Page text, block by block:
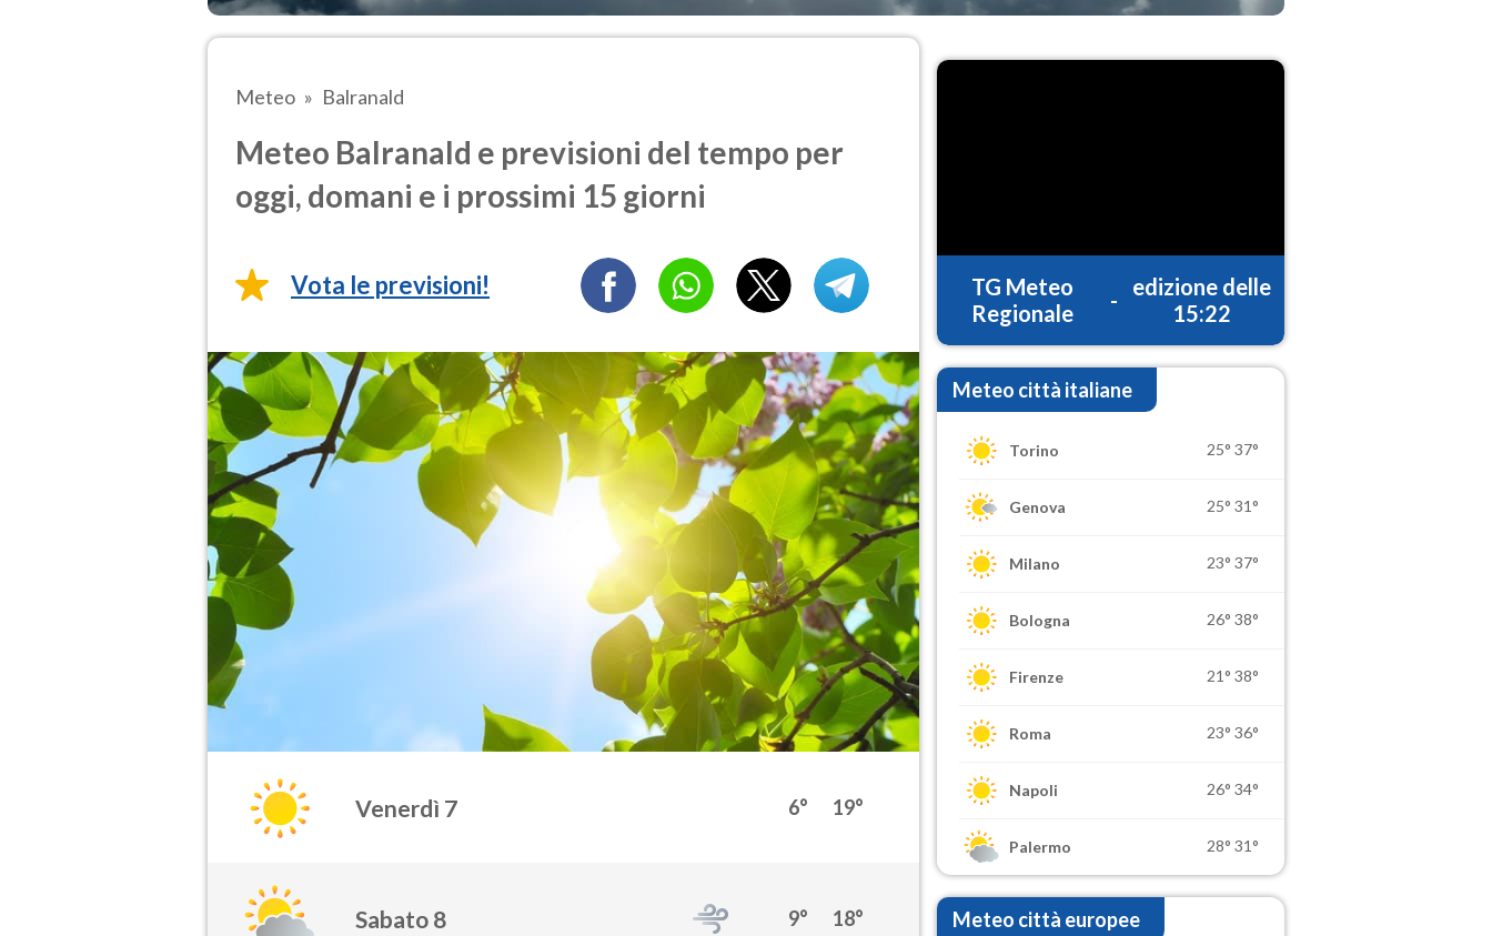
Meteo Balranald
Meteo Balranald e previsioni del tempo per
oggi, domani e i prossimi 15 giorni
Vota le previsioni!
Venerdì 7 6° 19°
Sabato 8 9° 18°
TG Meteo
Regionale
-
edizione delle
15:22
Meteo città italiane
Torino 25° 37°
Genova 25° 31°
Milano 23° 37°
Bologna 26° 38°
Firenze 21° 38°
Roma 23° 36°
Napoli 26° 34°
Palermo 28° 31°
Meteo città europee